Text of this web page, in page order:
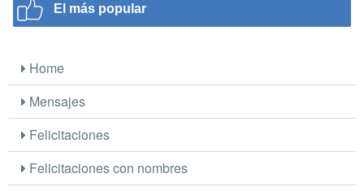
El más popular
Home
Mensajes
Felicitaciones
Felicitaciones con nombres